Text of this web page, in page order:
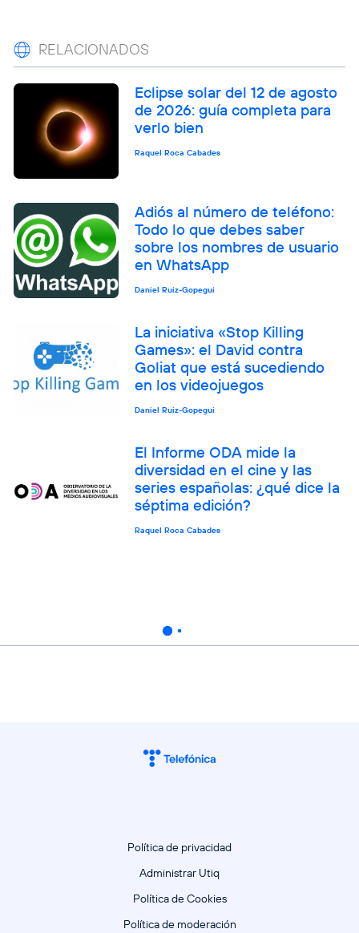
RELACIONADOS
Eclipse solar del 12 de agosto
de 2026: guía completa para
verlo bien
Raquel Roca Cabades
Adiós al número de teléfono:
Todo lo que debes saber
sobre los nombres de usuario
en WhatsApp
Daniel Ruiz-Gopegui
La iniciativa «Stop Killing
Games»: el David contra
Goliat que está sucediendo
en los videojuegos
Daniel Ruiz-Gopegui
El Informe ODA mide la
diversidad en el cine y las
series españolas: ¿qué dice la
séptima edición?
Raquel Roca Cabades
Política de privacidad
Administrar Utiq
Política de Cookies
Política de moderación